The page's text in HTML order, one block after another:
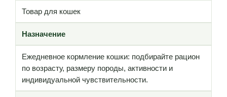
Товар для кошек
Назначение
Ежедневное кормление кошки: подбирайте рацион
по возрасту, размеру породы, активности и
индивидуальной чувствительности.